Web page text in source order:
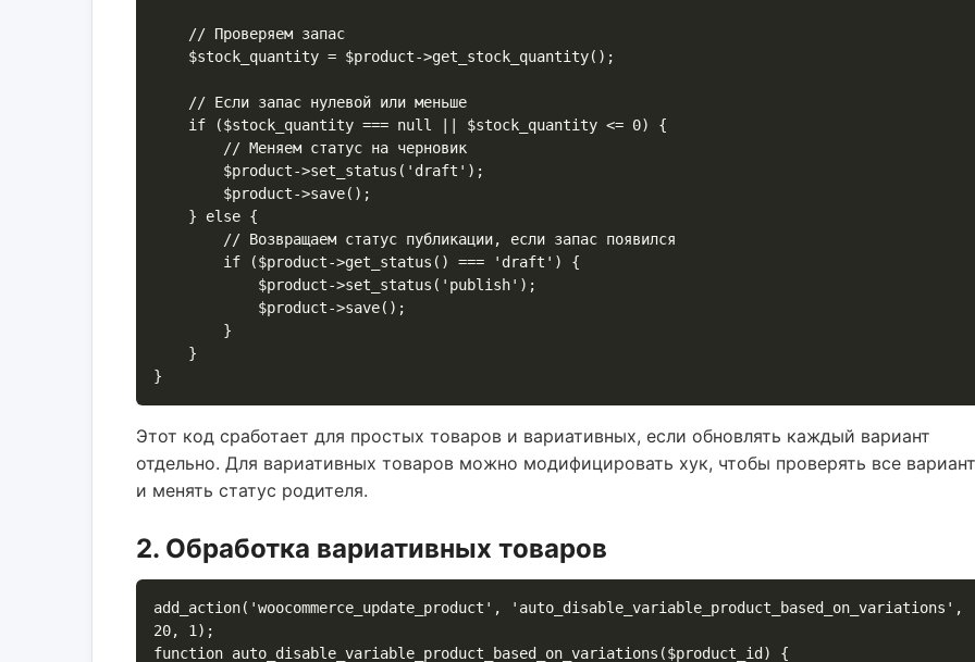
}
Этот код сработает для простых товаров и вариативных, если обновлять каждый вариант
отдельно. Для вариативных товаров можно модифицировать хук, чтобы проверять все
и менять статус родителя.
2. Обработка вариативных товаров
add_action('woocommerce_update_product', 'auto_disable_variable_product_based_on_variations',
20, 1);
function auto_disable_variable_product_based_on_variations($product_id) {